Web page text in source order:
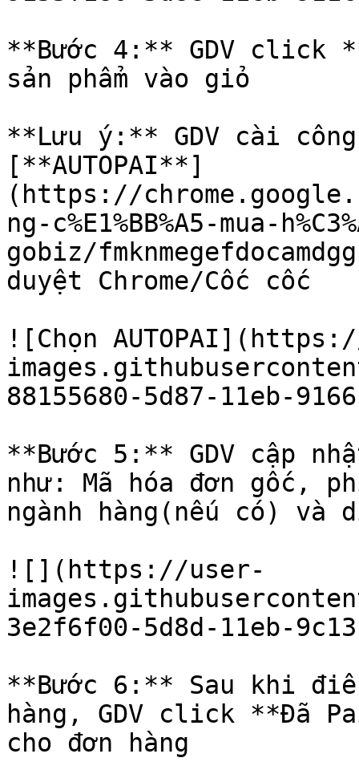
**Bước 4:** GDV click
sản phẩm vào giỏ
**Lưu ý:** GDV cài
[**AUTOPAI**]
(https://
ng-c%E1%BB%A5-mua-
gobiz/
duyệt Chrome/Cốc cốc
![Chọn
88155680-5d87-11eb-
**Bước 5:** GDV cập
như: Mã hóa đơn gốc,
ngành hàng(nếu có) và
![](https://user-
3e2f6f00-5d8d-11eb-
**Bước 6:** Sau khi
hàng, GDV click **Đã
cho đơn hàng